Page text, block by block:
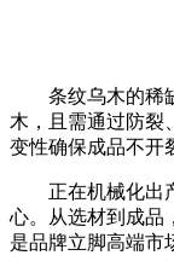
条纹乌木的稀缺
木，且需通过防裂
变性确保成品不开
正在机械化出产
心。从选材到成品
是品牌立脚高端市